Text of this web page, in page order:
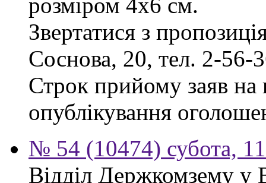
Звертатися з
Соснова, 20, тел. 2-56-
Строк прийому заяв на
опублікування
№ 54 (10474) субота,
Відділ Держкомзему у